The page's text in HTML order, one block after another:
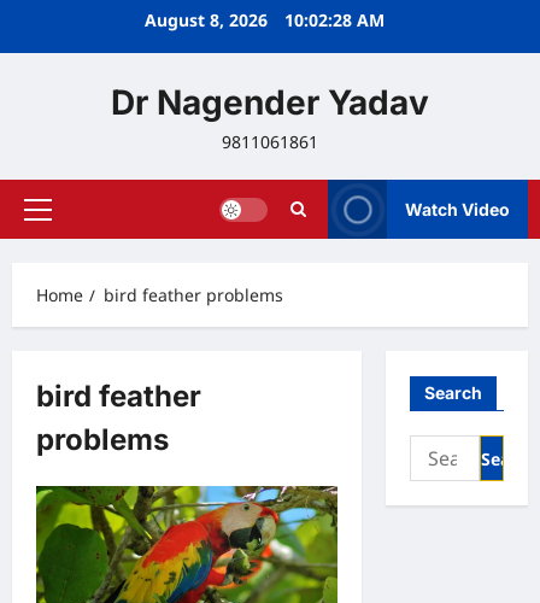
August 8, 2026 10:02:28 AM
Dr Nagender Yadav
9811061861
Primary
Watch Video
Home bird feather problems
bird feather
problems
Search
Search
for: